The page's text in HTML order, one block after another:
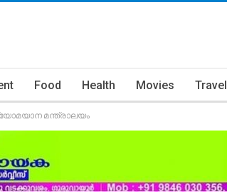
Food Health Movies Travel
മന്ത്രാലയം